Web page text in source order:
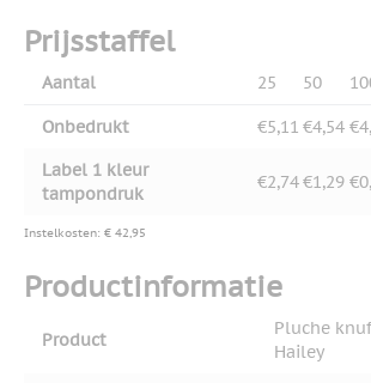
Prijsstaffel
Aantal 25 50
Onbedrukt €5,11 €4,54
Label 1 kleur
tampondruk
€2,74€1,29
Instelkosten: € 42,95
Productinformatie
Product
Pluche
Hailey